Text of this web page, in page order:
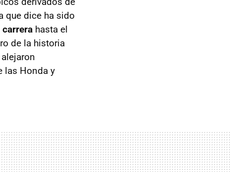
que dice ha sido
carrera hasta el
de la historia
las Honda y